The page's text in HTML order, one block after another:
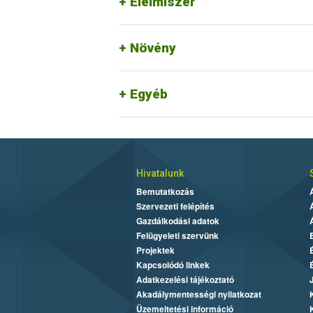
Növény
Egyéb
Hivatalunk
Bemutatkozás
Szervezeti felépítés
Gazdálkodási adatok
Felügyeleti szervünk
Projektek
Kapcsolódó linkek
Adatkezelési tájékoztató
Akadálymentességi nyilatkozat
Üzemeltetési információ